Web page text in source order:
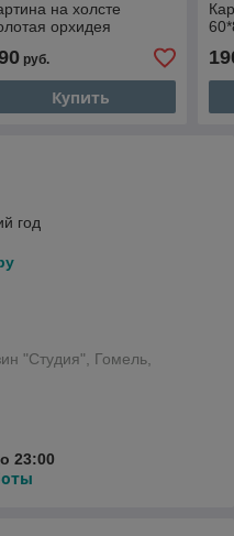
на холсте
орхидея
руб.
Купить
год
"Студия", Гомель,
23:00